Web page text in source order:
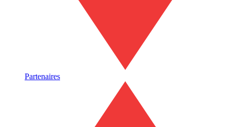
Partenaires